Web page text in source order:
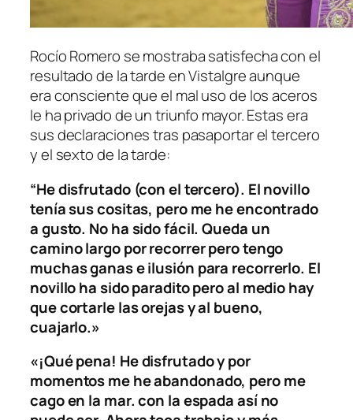
Rocío Romero se mostraba satisfecha con el
resultado de la tarde en Vistalgre aunque
era consciente que el mal uso de los aceros
le ha privado de un triunfo mayor. Estas era
sus declaraciones tras pasaportar el tercero
y el sexto de la tarde:
“He disfrutado (con el tercero). El novillo
tenía sus cositas, pero me he encontrado
a gusto. No ha sido fácil. Queda un
camino largo por recorrer pero tengo
muchas ganas e ilusión para recorrerlo. El
novillo ha sido paradito pero al medio hay
que cortarle las orejas y al bueno,
cuajarlo.»
«¡Qué pena! He disfrutado y por
momentos me he abandonado, pero me
cago en la mar. con la espada así no